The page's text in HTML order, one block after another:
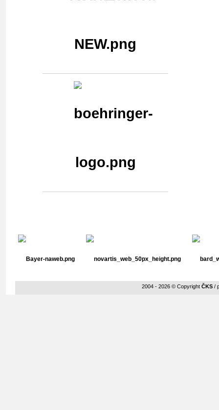
2004 - 2026 © Copyright ČKS /